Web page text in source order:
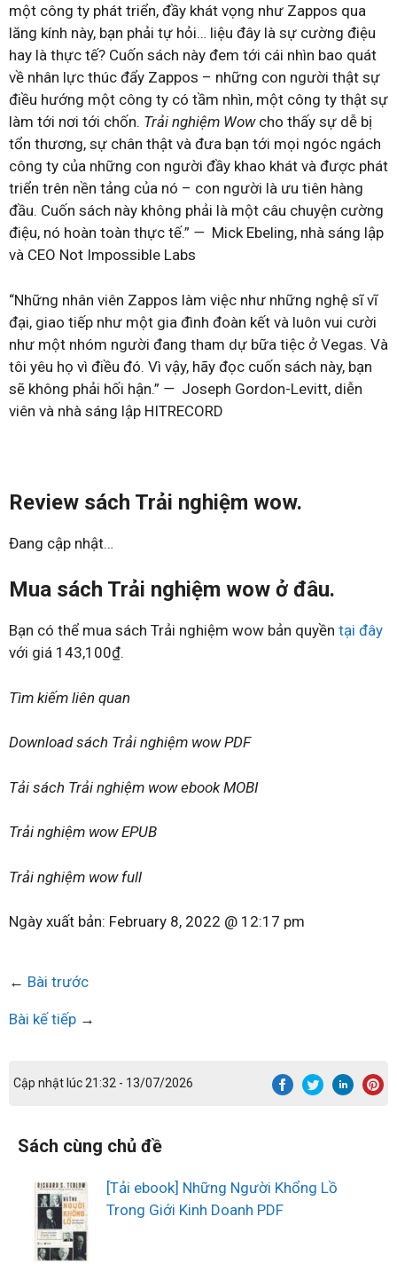
một công ty phát triển, đầy khát vọng như Zappos qua
lăng kính này, bạn phải tự hỏi… liệu đây là sự cường điệu
hay là thực tế? Cuốn sách này đem tới cái nhìn bao quát
về nhân lực thúc đẩy Zappos – những con người thật sự
điều hướng một công ty có tầm nhìn, một công ty thật sự
làm tới nơi tới chốn. Trải nghiệm Wow cho thấy sự dễ bị
tổn thương, sự chân thật và đưa bạn tới mọi ngóc ngách
công ty của những con người đầy khao khát và được phát
triển trên nền tảng của nó – con người là ưu tiên hàng
đầu. Cuốn sách này không phải là một câu chuyện cường
điệu, nó hoàn toàn thực tế.” — Mick Ebeling, nhà sáng lập
và CEO Not Impossible Labs
“Những nhân viên Zappos làm việc như những nghệ sĩ vĩ
đại, giao tiếp như một gia đình đoàn kết và luôn vui cười
như một nhóm người đang tham dự bữa tiệc ở Vegas. Và
tôi yêu họ vì điều đó. Vì vậy, hãy đọc cuốn sách này, bạn
sẽ không phải hối hận.” — Joseph Gordon-Levitt, diễn
viên và nhà sáng lập HITRECORD
Review sách Trải nghiệm wow.
Đang cập nhật…
Mua sách Trải nghiệm wow ở đâu.
Bạn có thể mua sách Trải nghiệm wow bản quyền tại đây
với giá 143,100₫.
Tìm kiếm liên quan
Download sách Trải nghiệm wow PDF
Tải sách Trải nghiệm wow ebook MOBI
Trải nghiệm wow EPUB
Trải nghiệm wow full
Ngày xuất bản: February 8, 2022 @ 12:17 pm
← Bài trước
Bài kế tiếp →
Cập nhật lúc 21:32 - 13/07/2026
Sách cùng chủ đề
[Tải ebook] Những Người Khổng Lồ
Trong Giới Kinh Doanh PDF